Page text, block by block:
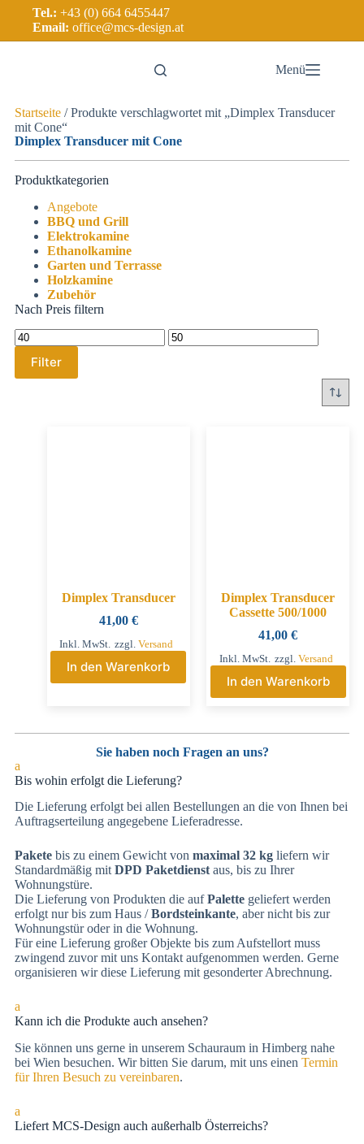
Tel.: +43 (0) 664 6455447
Email: office@mcs-design.at
Menü
Startseite/ Produkte verschlagwortet mit „Dimplex Transducer
mit Cone“
Dimplex Transducer mit Cone
Produktkategorien
Angebote
BBQ und Grill
Elektrokamine
Ethanolkamine
Garten und Terrasse
Holzkamine
Zubehör
Nach Preis filtern
Filter
Dimplex Transducer
41,00 €
Inkl. MwSt. zzgl.Versand
In den Warenkorb
Dimplex Transducer
Cassette 500/1000
41,00€
Inkl. MwSt. zzgl. Versand
In den Warenkorb
Sie haben noch Fragen an uns?
a
Bis wohin erfolgt die Lieferung?
Die Lieferung erfolgt bei allen Bestellungen an die von Ihnen bei
Auftragserteilung angegebene Lieferadresse.
Paketebis zu einem Gewicht von maximal 32 kgliefern wir
Standardmäßig mitDPD Paketdienstaus, bis zu Ihrer
Wohnungstüre.
Die Lieferung von Produkten die aufPalette geliefert werden
erfolgt nur bis zum Haus /Bordsteinkante, aber nicht bis zur
Wohnungstür oder in die Wohnung.
Für eine Lieferung großer Objekte bis zum Aufstellort muss
zwingend zuvor mit uns Kontakt aufgenommen werden. Gerne
organisieren wir diese Lieferung mit gesonderter Abrechnung.
a
Kann ich die Produkte auch ansehen?
Sie können uns gerne in unserem Schauraum in Himberg nahe
bei Wien besuchen. Wir bitten Sie darum, mit uns einen Termin
für Ihren Besuch zu vereinbaren.
a
Liefert MCS-Design auch außerhalb Österreichs?